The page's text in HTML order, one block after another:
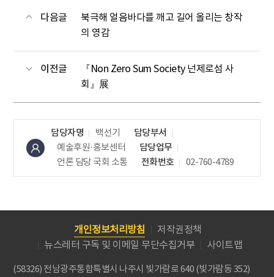
다음글
북극해 얼음바다를 깨고 길어 올리는 창작
의 영감
이전글
『Non Zero Sum Society 넌제로섬 사
회』展
담당자명 백선기
담당부서
예술후원·홍보센터
담당업무
언론 담당국회 소통 전화번호 02-760-4789
개인정보처리방침
저작권정책
뉴스레터 구독 및 이메일 무단수집거부
사이트맵
(58326) 전남광주통합특별시 나주시 빛가람로 640 (빛가람동 352)